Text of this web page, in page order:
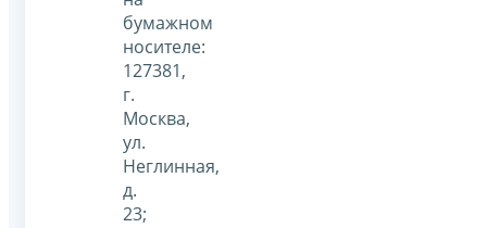
бумажном
носителе:
127381,
г.
Москва,
ул.
Неглинная,
д.
23;